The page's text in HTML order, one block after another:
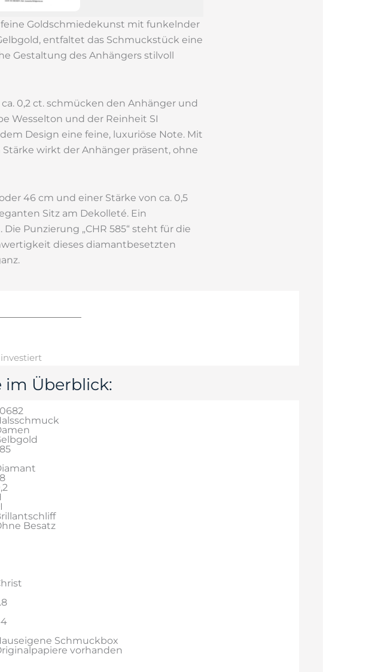
Goldschmiedekunst mit funkelnder
entfaltet das Schmuckstück eine
Gestaltung des Anhängers stilvoll
0,2 ct. schmücken den Anhänger und
Wesselton und der Reinheit SI
Design eine feine, luxuriöse Note. Mit
Stärke wirkt der Anhänger präsent, ohne
46 cm und einer Stärke von ca. 0,5
Sitz am Dekolleté. Ein
Punzierung „CHR 585“ steht für die
dieses diamantbesetzten
im Überblick:
Besatz
Schmuckbox
vorhanden